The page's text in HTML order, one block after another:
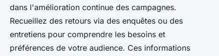
dans l'amélioration continue des campagnes.
Recueillez des retours via des enquêtes ou des
entretiens pour comprendre les besoins et
préférences de votre audience. Ces informations